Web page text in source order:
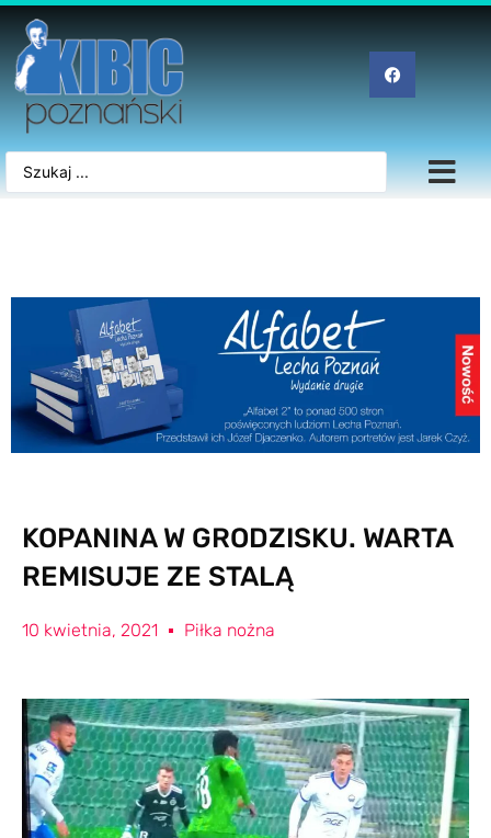
KOPANINA W GRODZISKU. WARTA
REMISUJE ZE STALĄ
10 kwietnia, 2021 Piłka nożna